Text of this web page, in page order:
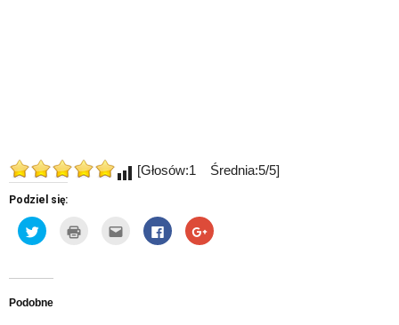
[Głosów:1 Średnia:5/5]
Podziel się:
Udostępnij
na
nowym
Kliknij
wydrukować(Otwiera
Kliknij,
wysłać
Click
to
share
Click
to
Podobne